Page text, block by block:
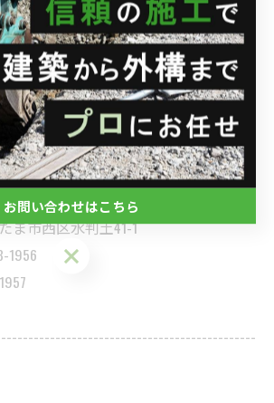
行いました。
ま市西区水判土41-1
1956
お問い合わせはこちら
お問い合わせはこちら